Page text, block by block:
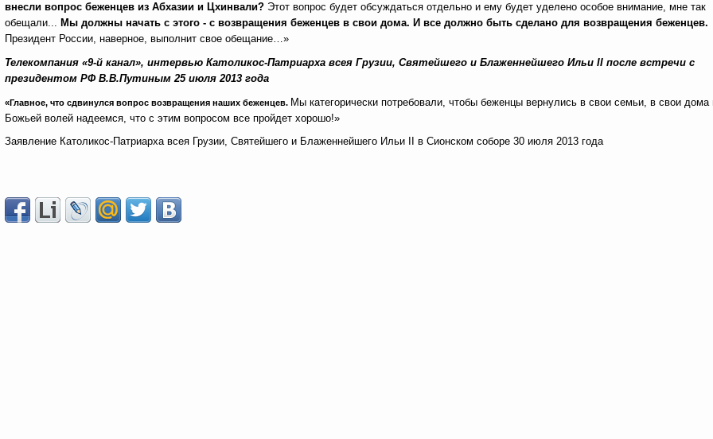
внесли вопрос беженцев из Абхазии и Цхинвали? Этот вопрос будет обсуждаться отдельно и ему будет уделено особое внимание, мне так
обещали... Мы должны начать с этого - с возвращения беженцев в свои дома. И все должно быть сделано для возвращения беженцев.
Президент России, наверное, выполнит свое обещание…»
Телекомпания «9-й канал», интервью Католикос-Патриарха всея Грузии, Святейшего и Блаженнейшего Ильи II после встречи с
президентом РФ В.В.Путиным25 июля 2013 года
«Главное, что сдвинулся вопрос возвращения наших беженцев. Мы категорически потребовали, чтобы беженцы вернулись в свои семьи, в свои дома
Божьей волей надеемся, что с этим вопросом все пройдет хорошо!»
Заявление Католикос-Патриарха всея Грузии, Святейшего и Блаженнейшего Ильи II в Сионском соборе 30 июля 2013 года